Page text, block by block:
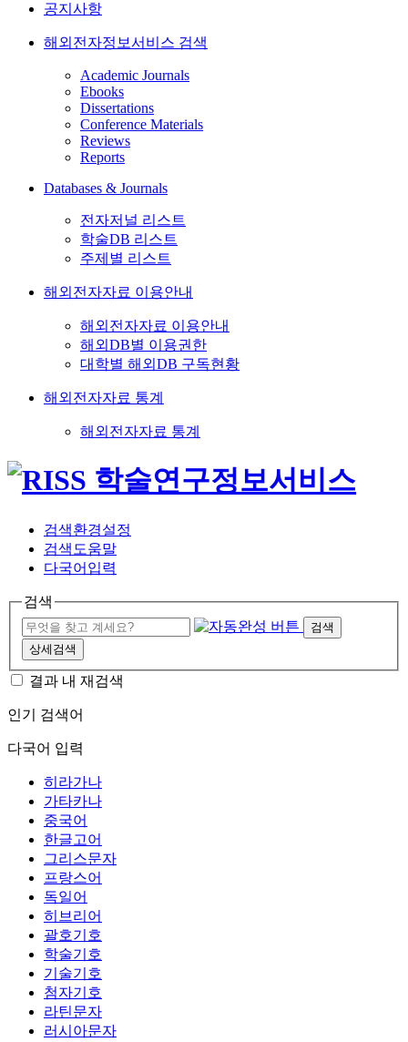
공지사항
해외전자정보서비스 검색
Academic Journals
Ebooks
Dissertations
Conference Materials
Reviews
Reports
Databases & Journals
전자저널 리스트
학술DB 리스트
주제별 리스트
해외전자자료 이용안내
해외전자자료 이용안내
해외DB별 이용권한
대학별 해외DB 구독현황
해외전자자료 통계
해외전자자료 통계
검색환경설정
검색도움말
다국어입력
검색
검색
상세검색
결과 내 재검색
인기 검색어
다국어 입력
히라가나
가타카나
중국어
한글고어
그리스문자
프랑스어
독일어
히브리어
괄호기호
학술기호
기술기호
첨자기호
라틴문자
러시아문자